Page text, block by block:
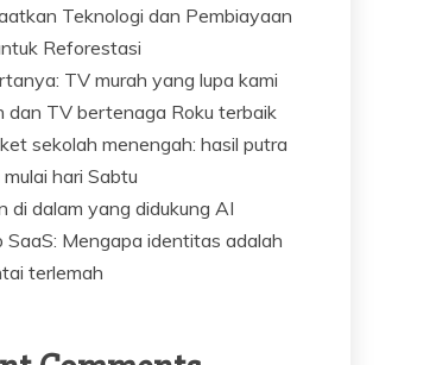
Teknologi dan Pembiayaan
Reforestasi
TV murah yang lupa kami
dan TV bertenaga Roku terbaik
sekolah menengah: hasil putra
hari Sabtu
di dalam yang didukung AI
SaaS: Mengapa identitas adalah
terlemah